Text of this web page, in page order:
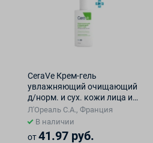
CeraVe Крем-гель
увлажняющий очищающий
д/норм. и сух. кожи лица и
тела 88 мл
Л'Ореаль С.А., Франция
В наличии
от41.97 руб.